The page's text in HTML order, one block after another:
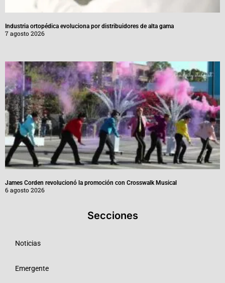
Industria ortopédica evoluciona por distribuidores de alta gama
7 agosto 2026
James Corden revolucionó la promoción con Crosswalk Musical
6 agosto 2026
Secciones
Noticias
Emergente